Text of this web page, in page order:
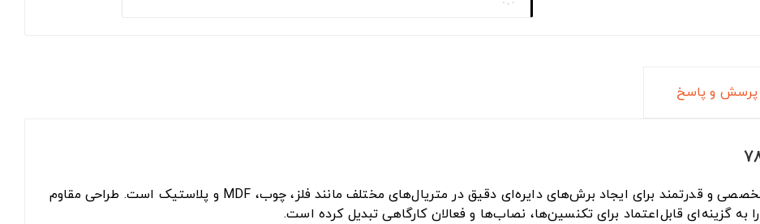
پرسش و پاسخ
گردبر بای‌متال ۴۶ میلی‌متر Arva مدل 7849 ابزاری تخصصی و قدرتمند برای ایجاد برش‌های دایره‌ای دقیق در متریال‌های مختلف مانند فلز، چوب، MDF و پلاستیک است. طراحی مقاوم
را به گزینه‌ای قابل‌اعتماد برای تکنسین‌ها، نصاب‌ها و فعالان کارگاهی تبدیل کرده است.